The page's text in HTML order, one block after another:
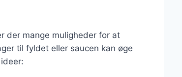
der mange muligheder for at
til fyldet eller saucen kan øge